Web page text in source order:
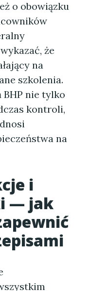
o obowiązku
że
na
szkolenia.
nie tylko
kontroli,
na
i
— jak